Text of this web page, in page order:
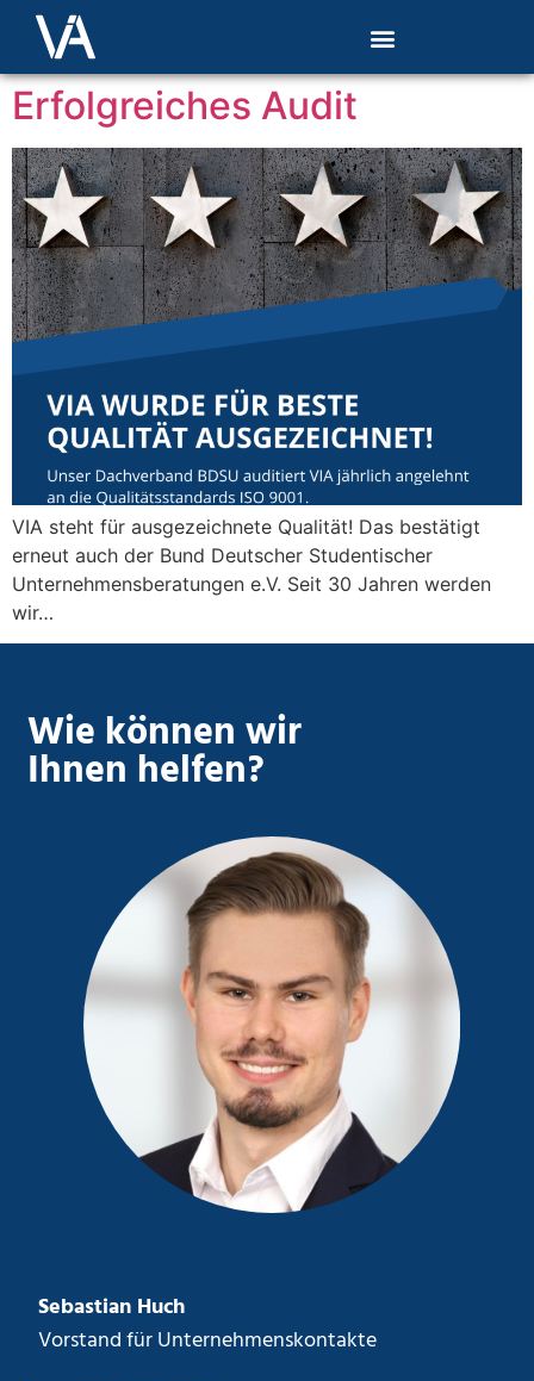
Erfolgreiches Audit
VIA steht für ausgezeichnete Qualität! Das bestätigt
erneut auch der Bund Deutscher Studentischer
Unternehmensberatungen e.V. Seit 30 Jahren werden
wir…
Wie können wir
Ihnen helfen?
Sebastian Huch
Vorstand für Unternehmenskontakte